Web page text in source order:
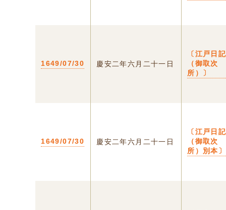
1649/07/30 慶安二年六月二十一日
〔江戸日記
（御取次
所）〕
1649/07/30 慶安二年六月二十一日
〔江戸日記
（御取次
所）別本〕